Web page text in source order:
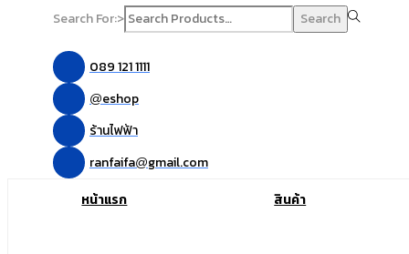
Search For:> Search
089 121 1111
@eshop
ร้านไฟฟ้า
ranfaifa@gmail.com
หน้าแรก
สินค้า